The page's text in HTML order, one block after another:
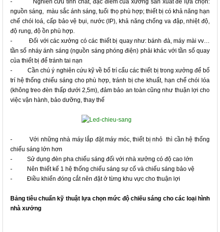
- Nghiên cứu tính chất, đặc điểm của xưởng sản xuất để lựa chọn:
nguồn sáng, màu sắc ánh sáng, tuổi thọ phù hợp; thiết bị có khả năng hạn
chế chói loá, cấp bảo vệ bụi, nước (IP), khả năng chống va đập, nhiệt độ,
độ rung, độ ồn phù hợp.
- Đối với các xưởng có các thiết bị quay như: bánh đà, máy mài vv…
tần số nháy ánh sáng (nguồn sáng phóng điện) phải khác với tần số quay
của thiết bị để tránh tai nạn
- Cần chú ý nghiên cứu kỹ về bố trí cẩu các thiết bị trong xưởng để bố
trí hệ thống chiếu sáng cho phù hợp, tránh bị che khuất, hạn chế chói lóa
(không treo đèn thấp dưới 2,5m), đảm bảo an toàn cũng như thuận lợi cho
việc vận hành, bảo dưỡng, thay thế
- Với những nhà máy lắp đặt máy móc, thiết bị nhỏ thì cần hệ thống
chiếu sáng lớn hơn
- Sử dụng đèn pha chiếu sáng đối với nhà xưởng có độ cao lớn
- Nên thiết kế 1 hệ thống chiếu sáng sự cố và chiếu sáng bảo vệ
- Điều khiển đóng cắt nên đặt ở từng khu vực cho thuận lợi
Bảng tiêu chuẩn kỹ thuật lựa chọn mức độ chiếu sáng cho các loại hình
nhà xưởng